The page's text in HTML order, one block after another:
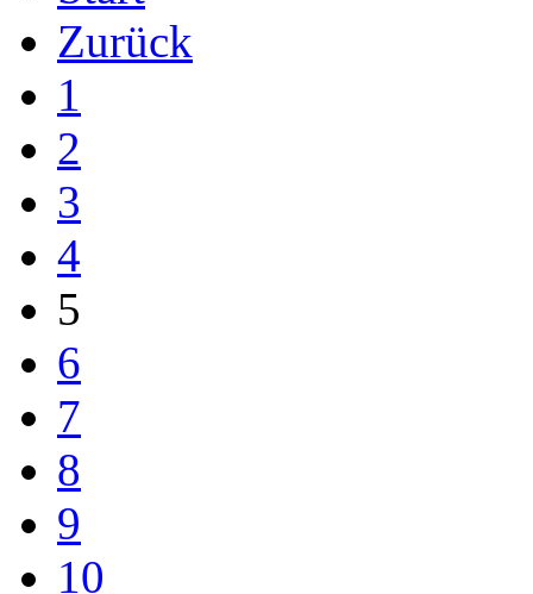
Zurück
1
2
3
4
5
6
7
8
9
10